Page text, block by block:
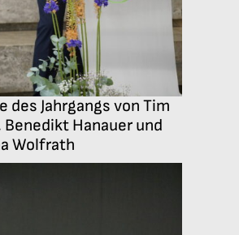
des Jahrgangs von Tim
Benedikt Hanauer und
Wolfrath